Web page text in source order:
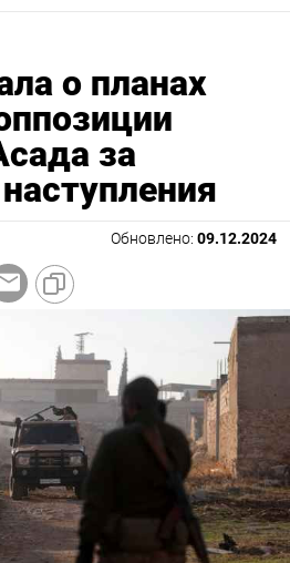
о планах
за
Обновлено: 09.12.2024